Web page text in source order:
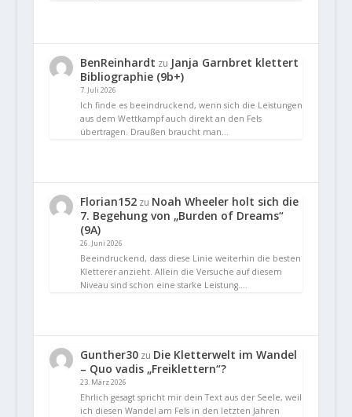
BenReinhardt zu Janja Garnbret klettert
Bibliographie (9b+)
7. Juli 2026
Ich finde es beeindruckend, wenn sich die Leistungen
aus dem Wettkampf auch direkt an den Fels
übertragen. Draußen braucht man…
Florian152zu Noah Wheeler holt sich die
7. Begehung von „Burden of Dreams“
(9A)
26. Juni 2026
Beeindruckend, dass diese Linie weiterhin die besten
Kletterer anzieht. Allein die Versuche auf diesem
Niveau sind schon eine starke Leistung.…
Gunther30zu Die Kletterwelt im Wandel
– Quo vadis „Freiklettern“?
23. März 2026
Ehrlich gesagt spricht mir dein Text aus der Seele, weil
ich diesen Wandel am Fels in den letzten Jahren